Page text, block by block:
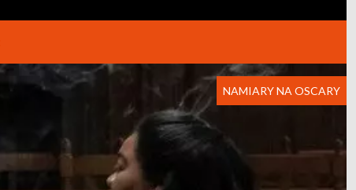
NAMIARY NA OSCARY